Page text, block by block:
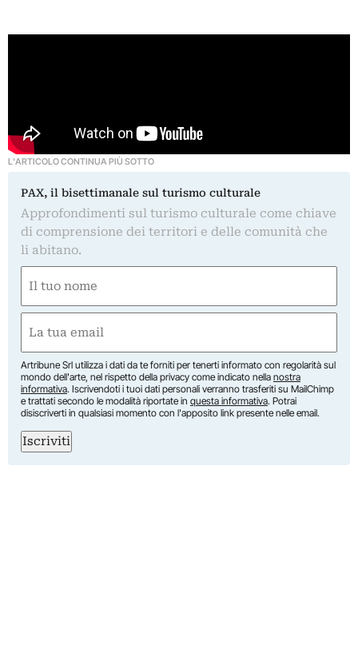
L'ARTICOLO CONTINUA PIÙ SOTTO
PAX, il bisettimanale sul turismo culturale
Approfondimenti sul turismo culturale come chiave
di comprensione dei territori e delle comunità che
li abitano.
(Required)
First
(Required)
Artribune Srl utilizza i dati da te forniti per tenerti informato con regolarità sul
mondo dell'arte, nel rispetto della privacy come indicato nella nostra
informativa. Iscrivendoti i tuoi dati personali verranno trasferiti su MailChimp
e trattati secondo le modalità riportate in questa informativa. Potrai
disiscriverti in qualsiasi momento con l'apposito link presente nelle email.
Iscriviti